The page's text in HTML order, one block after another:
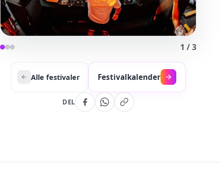
1 /3
Alle festivaler Festivalkalender
DEL